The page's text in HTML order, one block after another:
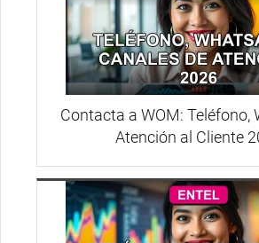
Contacta a WOM: Teléfono,
Atención al Cliente